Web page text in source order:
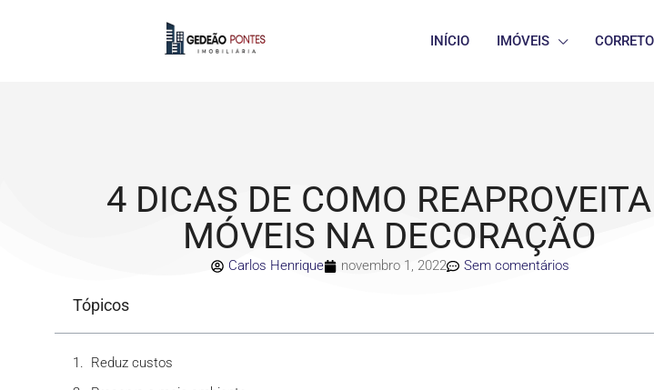
INÍCIO IMÓVEIS
4 DICAS DE COMO
MÓVEIS NA DECORAÇÃO
Carlos Henrique novembro 1, 2022 Sem comentários
Tópicos
Reduz custos